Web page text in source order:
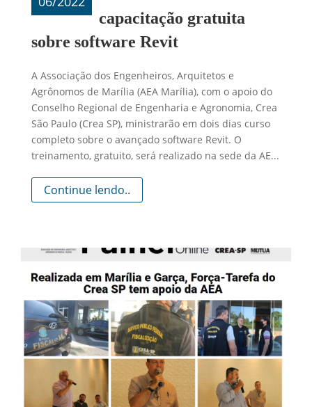
capacitação gratuita
sobre software Revit
A Associação dos Engenheiros, Arquitetos e
Agrônomos de Marília (AEA Marília), com o apoio do
Conselho Regional de Engenharia e Agronomia, Crea
São Paulo (Crea SP), ministrarão em dois dias curso
completo sobre o avançado software Revit. O
treinamento, gratuito, será realizado na sede da AE...
Continue lendo..